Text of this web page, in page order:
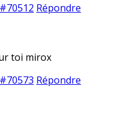
#70512 Répondre
toi mirox
#70573 Répondre